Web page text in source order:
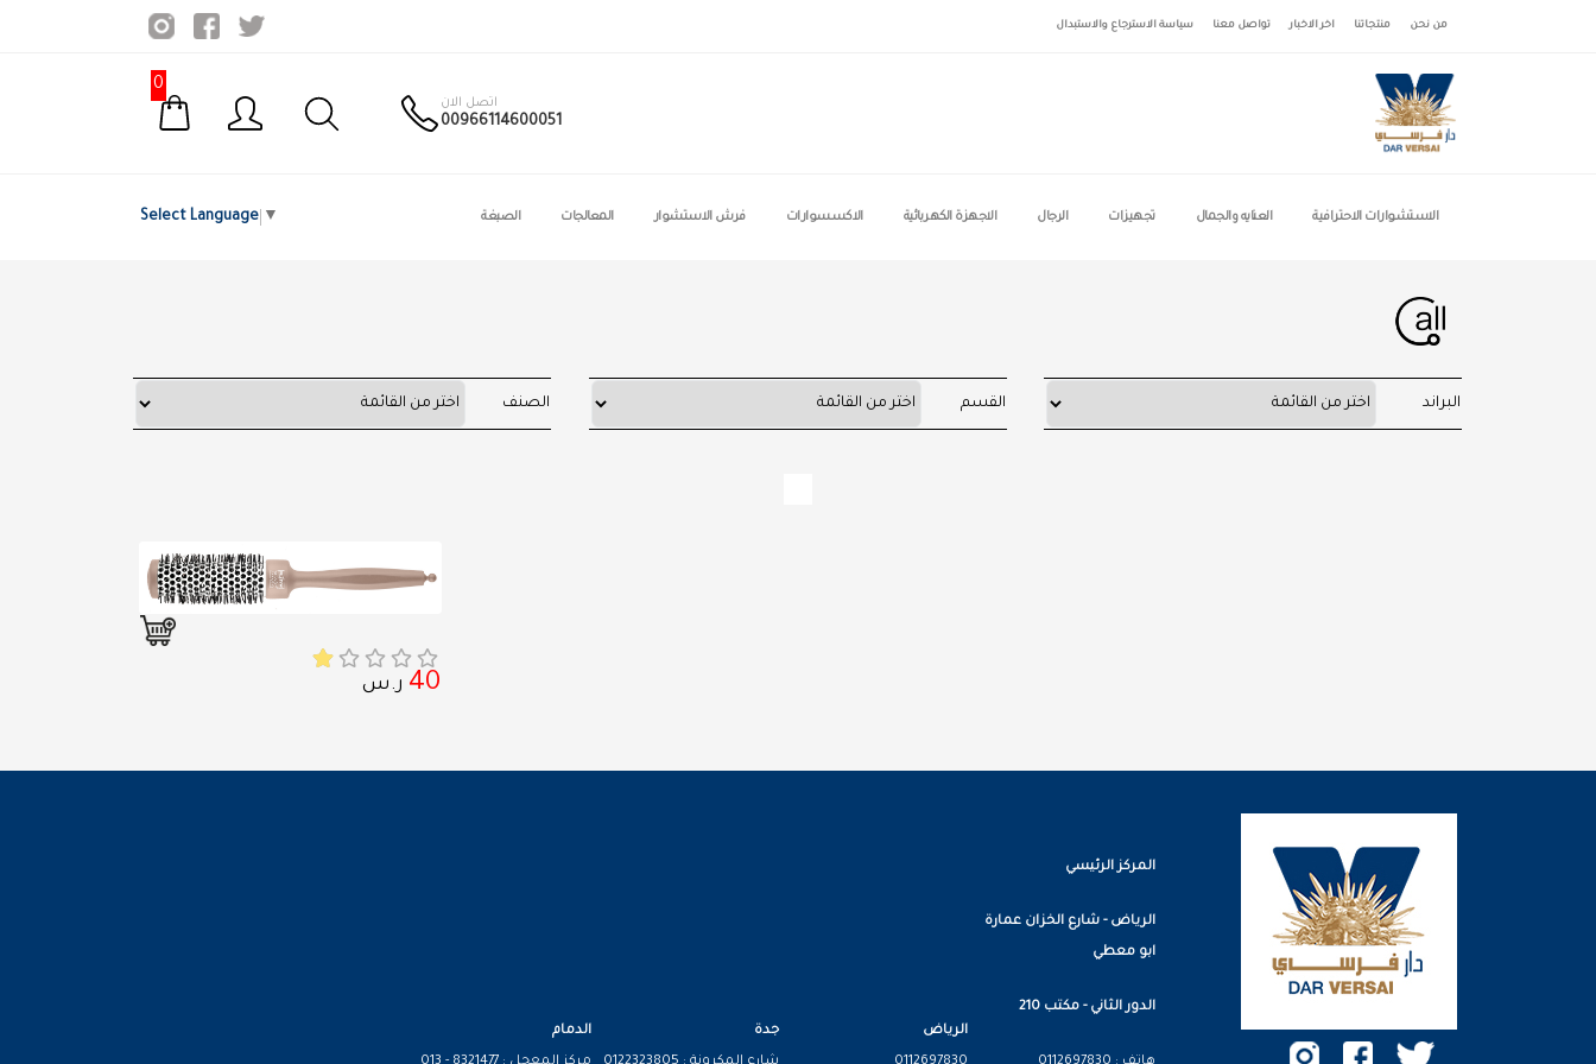
من نحن منتجاتنا اخر الاخبار تواصل معنا سياسة الاسترجاع والاستبدال
اتصل الان
00966114600051
0
الاستشوارات الاحترافية العنايه والجمال تجهيزات الرجال الاجهزة الكهربائية الاكسسوارات فرش الاستشوار المعالجات الصبغة Select Language ▼
البراند القسم الصنف
40 ر.س
المركز الرئيسي
الرياض - شارع الخزان عمارة
ابو معطي
الدور الثاني - مكتب 210
الرياض جدة الدمام